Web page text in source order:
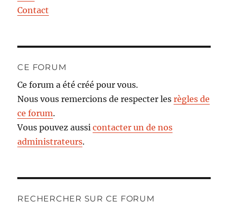
Contact
CE FORUM
Ce forum a été créé pour vous.
Nous vous remercions de respecter lesrègles de
ce forum.
Vous pouvez aussicontacter un de nos
administrateurs.
RECHERCHER SUR CE FORUM